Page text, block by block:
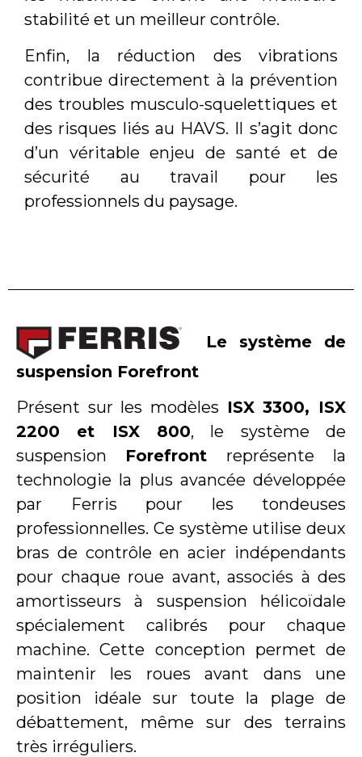
stabilité et un meilleur contrôle.
Enfin, la réduction des vibrations
contribue directement à la prévention
des troubles musculo-squelettiques et
des risques liés au HAVS. Il s’agit donc
d’un véritable enjeu de santé et de
sécurité au travail pour les
professionnels du paysage.
Le système de
suspension Forefront
Présent sur les modèles ISX 3300, ISX
2200 et ISX 800, le système de
suspension Forefront représente la
technologie la plus avancée développée
par Ferris pour les tondeuses
professionnelles. Ce système utilise deux
bras de contrôle en acier indépendants
pour chaque roue avant, associés à des
amortisseurs à suspension hélicoïdale
spécialement calibrés pour chaque
machine. Cette conception permet de
maintenir les roues avant dans une
position idéale sur toute la plage de
débattement, même sur des terrains
très irréguliers.